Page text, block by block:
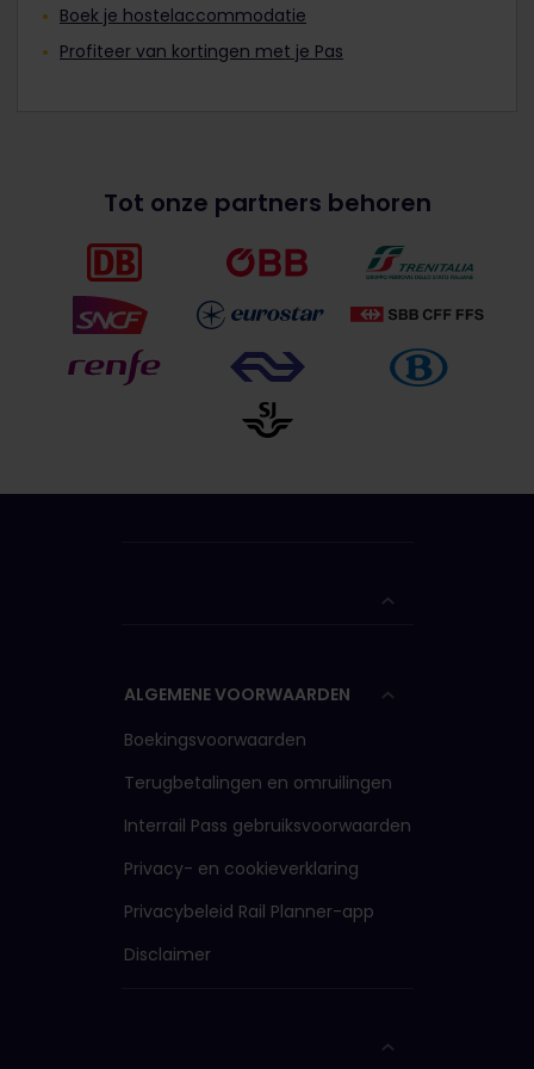
Boek je hostelaccommodatie
Profiteer van kortingen met je Pas
Tot onze partners behoren
ALGEMENE VOORWAARDEN
Boekingsvoorwaarden
Terugbetalingen en omruilingen
Interrail Pass gebruiksvoorwaarden
Privacy- en cookieverklaring
Privacybeleid Rail Planner-app
Disclaimer